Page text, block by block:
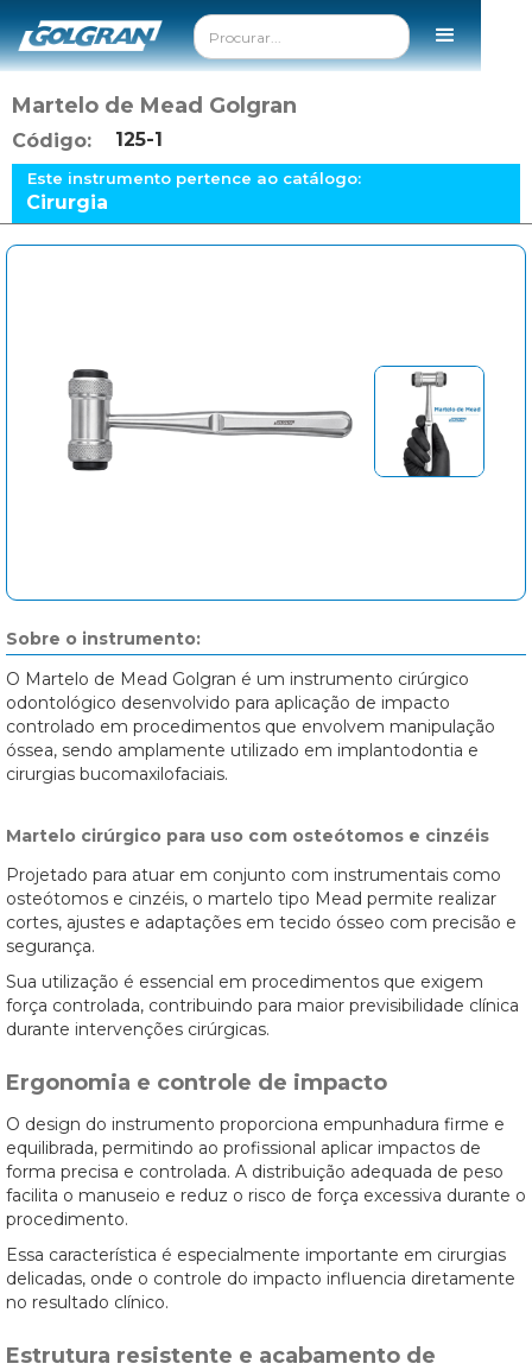
Martelo de Mead Golgran
Código: 125-1
Este instrumento pertence ao catálogo:
Cirurgia
Sobre o instrumento:
O Martelo de Mead Golgran é um instrumento cirúrgico
odontológico desenvolvido para aplicação de impacto
controlado em procedimentos que envolvem manipulação
óssea, sendo amplamente utilizado em implantodontia e
cirurgias bucomaxilofaciais.
Martelo cirúrgico para uso com osteótomos e cinzéis
Projetado para atuar em conjunto com instrumentais como
osteótomos e cinzéis, o martelo tipo Mead permite realizar
cortes, ajustes e adaptações em tecido ósseo com precisão e
segurança.
Sua utilização é essencial em procedimentos que exigem
força controlada, contribuindo para maior previsibilidade clínica
durante intervenções cirúrgicas.
Ergonomia e controle de impacto
O design do instrumento proporciona empunhadura firme e
equilibrada, permitindo ao profissional aplicar impactos de
forma precisa e controlada. A distribuição adequada de peso
facilita o manuseio e reduz o risco de força excessiva durante o
procedimento.
Essa característica é especialmente importante em cirurgias
delicadas, onde o controle do impacto influencia diretamente
no resultado clínico.
Estrutura resistente e acabamento de